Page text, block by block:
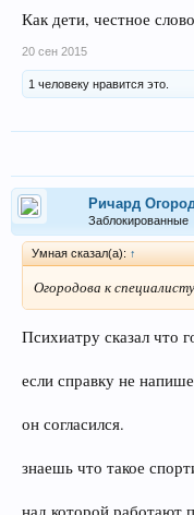
Как дети, честное
20 сен 2015
1 человеку нравится это.
Ричард
Заблокированные
Умная сказал(а): ↑
Огородова к
Психиатру сказал что
если справку не
он согласился.
знаешь что такое